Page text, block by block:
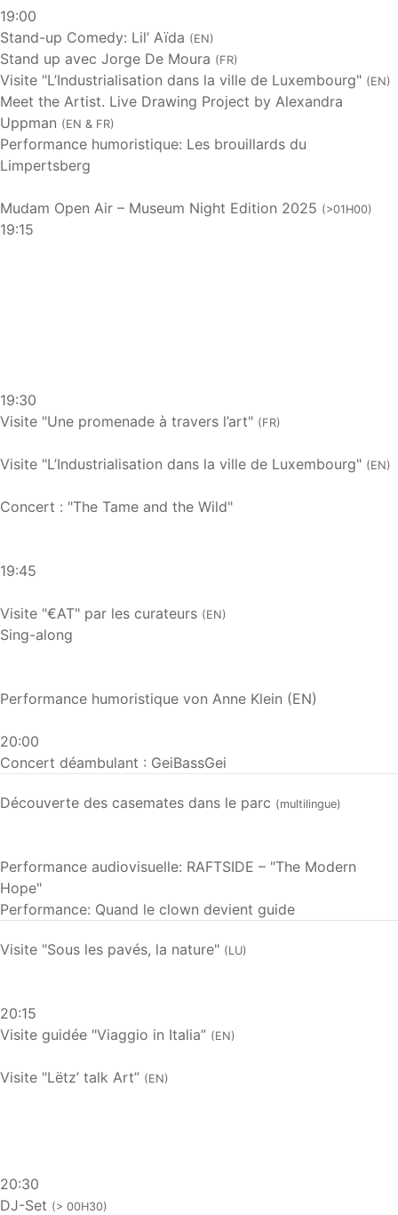
19:00
Stand-up Comedy: Lil’ Aïda (EN)
Stand up avec Jorge De Moura (FR)
Visite "L’Industrialisation dans la ville de Luxembourg" (EN)
Meet the Artist. Live Drawing Project by Alexandra
Uppman (EN & FR)
Performance humoristique: Les brouillards du
Limpertsberg
Mudam Open Air – Museum Night Edition 2025 (>01H00)
19:15
19:30
Visite "Une promenade à travers l’art" (FR)
Visite "L’Industrialisation dans la ville de Luxembourg" (EN)
Concert : "The Tame and the Wild"
19:45
Visite "€AT" par les curateurs (EN)
Sing-along
Performance humoristique von Anne Klein (EN)
20:00
Concert déambulant : GeiBassGei
Découverte des casemates dans le parc (multilingue)
Performance audiovisuelle: RAFTSIDE – "The Modern
Hope"
Performance: Quand le clown devient guide
Visite "Sous les pavés, la nature" (LU)
20:15
Visite guidée "Viaggio in Italia” (EN)
Visite "Lëtz’ talk Art” (EN)
20:30
DJ-Set (> 00H30)